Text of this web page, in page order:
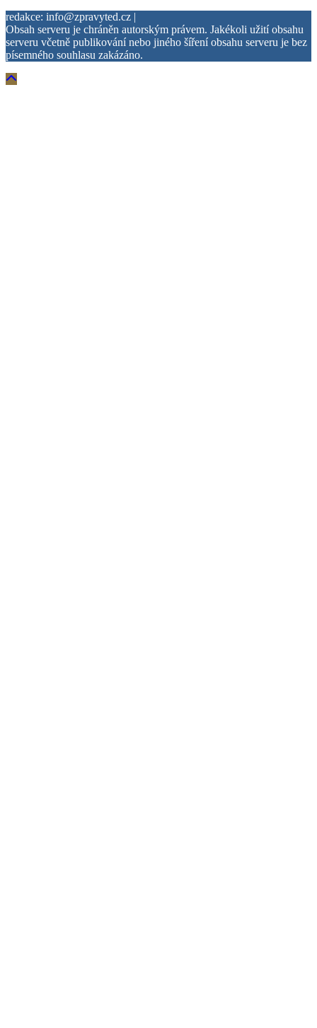
redakce: info@zpravyted.cz |
Obsah serveru je chráněn autorským právem. Jakékoli užití obsahu
serveru včetně publikování nebo jiného šíření obsahu serveru je bez
písemného souhlasu zakázáno.